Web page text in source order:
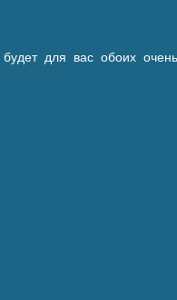
для вас обоих очень